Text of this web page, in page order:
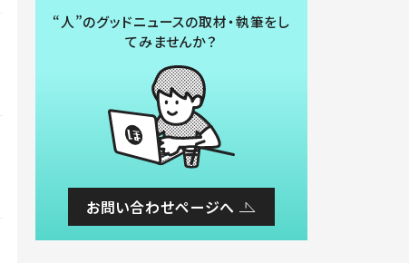
“人”のグッドニュースの取材・執筆をし
てみませんか？
お問い合わせページへ